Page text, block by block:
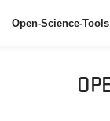
Open-Science-Tools